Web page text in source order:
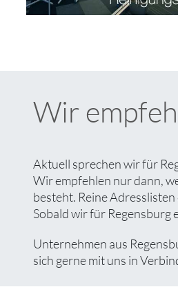
Wir
Aktuell sprechen wir für
Wir empfehlen nur dann,
besteht. Reine
Sobald wir für Regensburg
Unternehmen aus
sich gerne mit uns in